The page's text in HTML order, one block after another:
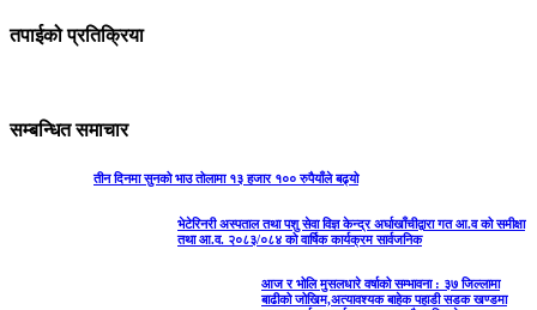
तपाईको प्रतिक्रिया
सम्बन्धित समाचार
तीन दिनमा सुनको भाउ तोलामा १३ हजार १०० रुपैयाँले बढ्यो
भेटेरिनरी अस्पताल तथा पशु सेवा विज्ञ केन्द्र अर्घाखाँचीद्वारा गत आ.व को समीक्षा
तथा आ.व. २०८३/०८४ को वार्षिक कार्यक्रम सार्वजनिक
आज र भोलि मुसलधारे वर्षाको सम्भावना : ३७ जिल्लामा
बाढीको जोखिम,अत्यावश्यक बाहेक पहाडी सडक खण्डमा